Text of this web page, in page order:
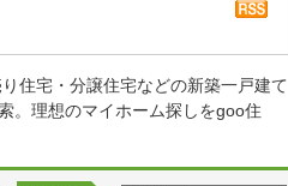
住宅・分譲住宅などの新築一戸建て
。理想のマイホーム探しをgoo住